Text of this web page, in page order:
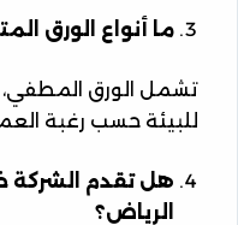
ما أنواع الورق
تشمل الورق المطفي،
للبيئة حسب رغبة
هل تقدم الشركة
الرياض؟